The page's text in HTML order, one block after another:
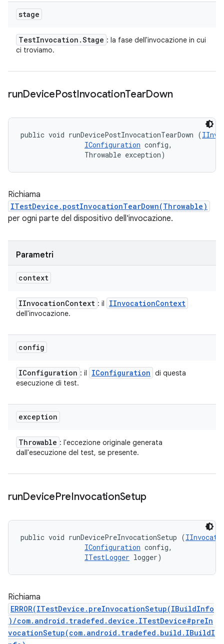
stage
TestInvocation .Stage : la fase dell'invocazione in cui
ci troviamo.
runDevicePostInvocationTearDown
public void runDevicePostInvocationTearDown (
IConfiguration config,
                Throwable exception)
Richiama
ITestDevice.postInvocationTearDown(Throwable)
per ogni parte del dispositivo dell'invocazione.
Parametri
context
IInvocationContext : il IInvocationContext
dell'invocazione.
config
IConfiguration : il IConfiguration di questa
esecuzione di test.
exception
Throwable : l'eccezione originale generata
dall'esecuzione del test, se presente.
runDevicePreInvocationSetup
public void runDevicePreInvocationSetup (
IConfiguration config,
ITestLogger logger)
Richiama
ERROR(ITestDevice.preInvocationSetup(IBuildInfo
)/com.android.tradefed.device.ITestDevice#preIn
vocationSetup(com.android.tradefed.build.IBuildI